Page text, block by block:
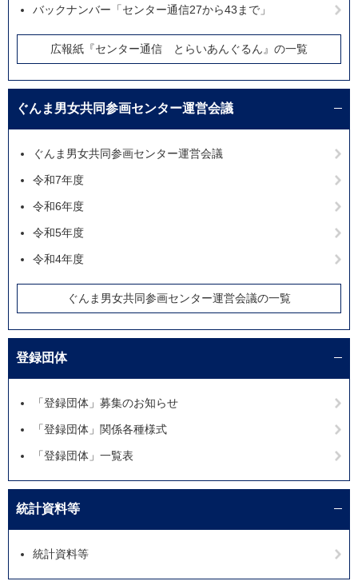
バックナンバー「センター通信27から43まで」
広報紙『センター通信 とらいあんぐるん』の一覧
ぐんま男女共同参画センター運営会議
ぐんま男女共同参画センター運営会議
令和7年度
令和6年度
令和5年度
令和4年度
ぐんま男女共同参画センター運営会議の一覧
登録団体
「登録団体」募集のお知らせ
「登録団体」関係各種様式
「登録団体」一覧表
統計資料等
統計資料等